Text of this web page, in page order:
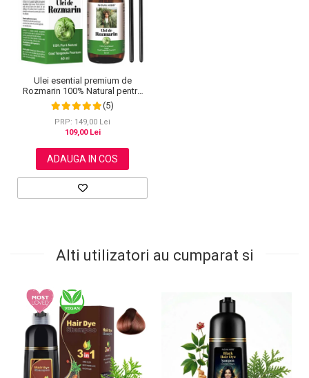
Ulei esential premium de
Rozmarin 100% Natural pentru
stimularea cresterii parului,
genelor, sprancenelor sau
unghiilor, NOVA KISS® 60 ml
(5)
PRP: 149,00 Lei
109,00 Lei
ADAUGA IN COS
Alti utilizatori au cumparat si